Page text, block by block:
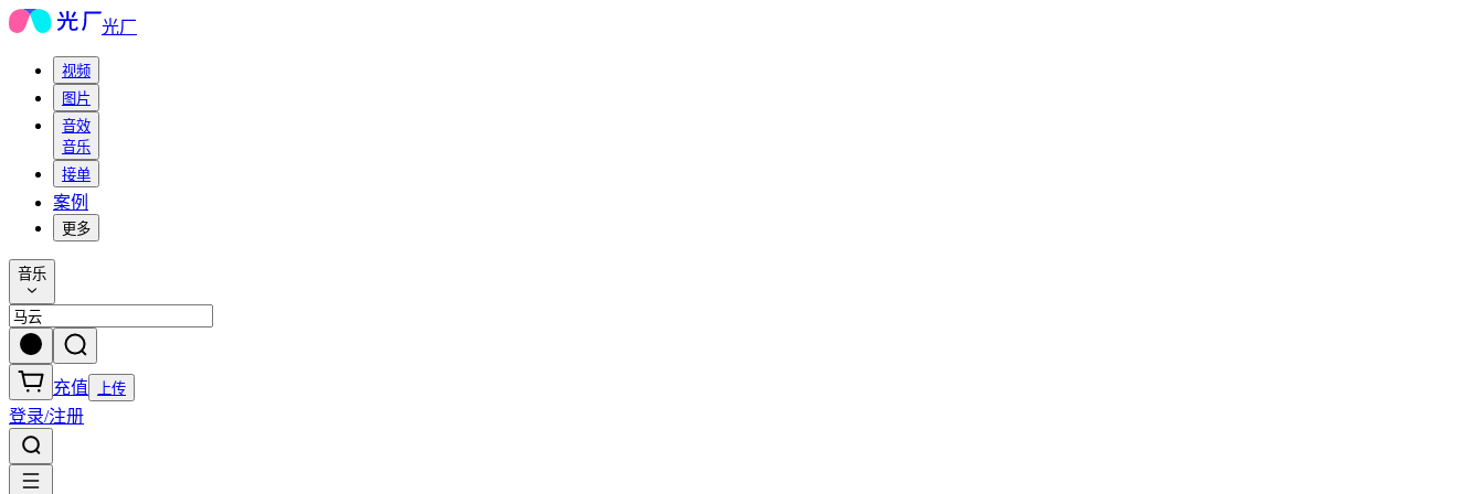
光厂
视频
图片
音效
音乐
接单
案例
更多
音乐
充值 上传
登录/注册